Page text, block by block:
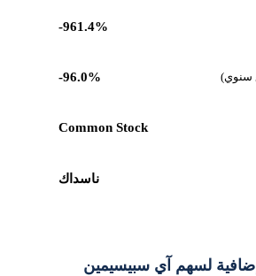
-961.4%
سنوي) -96.0%
Common Stock
ناسداك
لسهم آي سبيسيمين